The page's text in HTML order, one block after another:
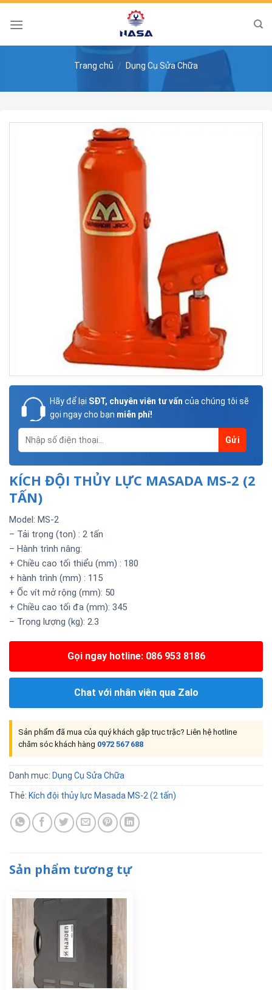
Skip
Trang chủ / Dụng Cụ Sửa Chữa
Hãy để lại SĐT, chuyên viên tư vấn của chúng tôi sẽ
gọi ngay cho bạn miễn phí!
KÍCH ĐỘI THỦY LỰC MASADA MS-2 (2
TẤN)
Model: MS-2
– Tải trọng (ton) : 2 tấn
– Hành trình nâng:
+ Chiều cao tối thiểu (mm) : 180
+ hành trình (mm) : 115
+ Ốc vít mở rộng (mm): 50
+ Chiều cao tối đa (mm): 345
– Trọng lượng (kg): 2.3
Gọi ngay hotline: 086 953 8186
Chat với nhân viên qua Zalo
Sản phẩm đã mua của quý khách gặp trục trặc? Liên hệ hotline
chăm sóc khách hàng 0972 567 688
Danh mục: Dụng Cụ Sửa Chữa
Thẻ: Kích đội thủy lực Masada MS-2 (2 tấn)
Sản phẩm tương tự